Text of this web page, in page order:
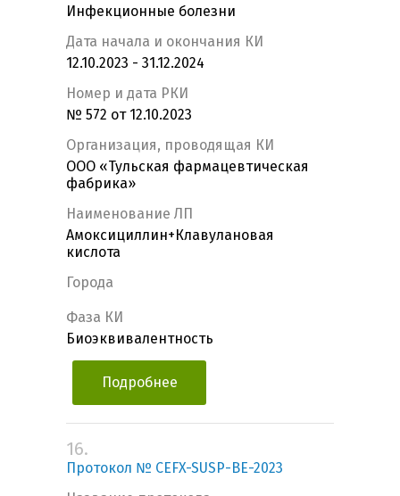
Инфекционные болезни
Дата начала и окончания КИ
12.10.2023 - 31.12.2024
Номер и дата РКИ
№ 572 от 12.10.2023
Организация, проводящая КИ
ООО «Тульская фармацевтическая
фабрика»
Наименование ЛП
Амоксициллин+Клавулановая
кислота
Города
Фаза КИ
Биоэквивалентность
Подробнее
16.
Протокол № СEFX-SUSP-BE-2023